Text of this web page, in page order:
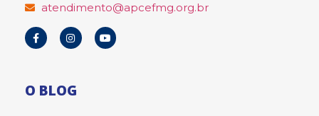
atendimento@apcefmg.org.br
O BLOG